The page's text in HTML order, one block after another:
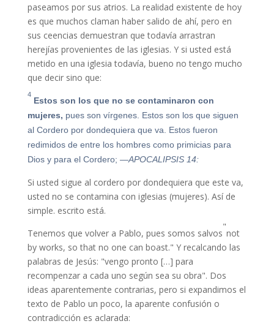
paseamos por sus atrios. La realidad existente de hoy
es que muchos claman haber salido de ahí, pero en
sus ceencias demuestran que todavía arrastran
herejías provenientes de las iglesias. Y si usted está
metido en una iglesia todavía, bueno no tengo mucho
que decir sino que:
4
Estos son los que no se contaminaron con
mujeres, pues son vírgenes. Estos son los que siguen
al Cordero por dondequiera que va. Estos fueron
redimidos de entre los hombres como primicias para
Dios y para el Cordero; —APOCALIPSIS 14:
Si usted sigue al cordero por dondequiera que este va,
usted no se contamina con iglesias (mujeres). Así de
simple. escrito está.
Tenemos que volver a Pablo, pues somos salvos
"
not
by works, so that no one can boast." Y recalcando las
palabras de Jesús: "vengo pronto […] para
recompenzar a cada uno según sea su obra". Dos
ideas aparentemente contrarias, pero si expandimos el
texto de Pablo un poco, la aparente confusión o
contradicción es aclarada: